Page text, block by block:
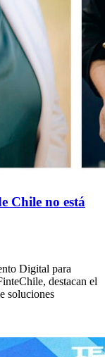
Chile no está
Digital para
destacan el
soluciones